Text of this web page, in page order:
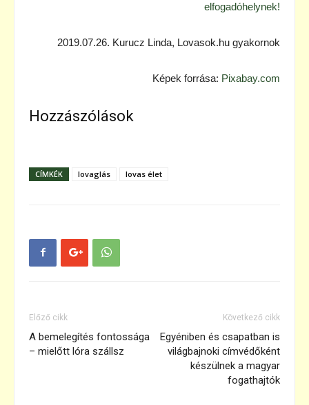
elfogadóhelynek!
2019.07.26. Kurucz Linda, Lovasok.hu gyakornok
Képek forrása: Pixabay.com
Hozzászólások
CÍMKÉK lovaglás lovas élet
Előző cikk
A bemelegítés fontossága
– mielőtt lóra szállsz
Következő cikk
Egyéniben és csapatban is
világbajnoki címvédőként
készülnek a magyar
fogathajtók